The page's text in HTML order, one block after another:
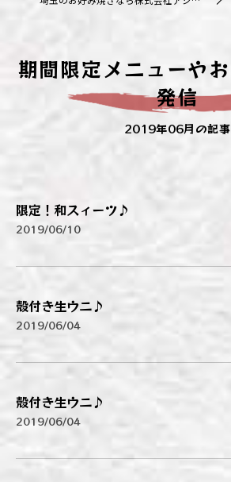
期間限定メニューや
発信
2019年06月の記事
限定！和スィーツ♪
2019/06/10
殻付き生ウニ♪
2019/06/04
殻付き生ウニ♪
2019/06/04